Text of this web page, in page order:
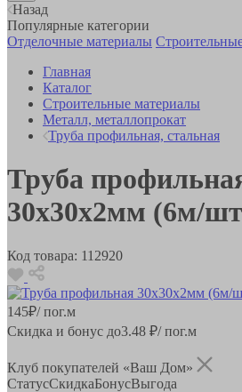
Назад
Популярные категории
Отделочные материалы
Главная
Каталог
Строительные материалы
Металл, металлопрокат
Труба профильная, стальная
Труба
30х30х2мм (6м/
Код товара: 112920
145₽/ пог.м
Скидка и бонус до3.48 ₽/ пог.м
Клуб покупателей «Ваш Дом»
СтатусСкидкаБонусВыгода